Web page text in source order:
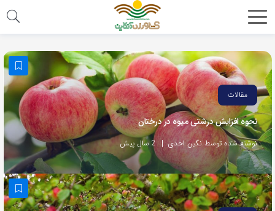
مقالات
نحوه افزایش درشتی میوه در درختان
نوشته شده توسط نگین احدی 2 سال پیش